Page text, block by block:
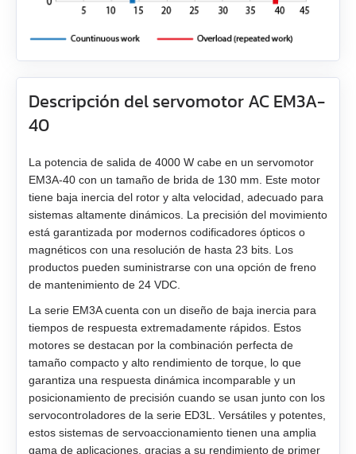
EMG-30
EMG-50
EML-10
EML-20
EML-30
EML-40
Descripción del servomotor AC EM3A-
40
La potencia de salida de 4000 W cabe en un servomotor
EM3A-40 con un tamaño de brida de 130 mm. Este motor
tiene baja inercia del rotor y alta velocidad, adecuado para
sistemas altamente dinámicos. La precisión del movimiento
está garantizada por modernos codificadores ópticos o
magnéticos con una resolución de hasta 23 bits. Los
productos pueden suministrarse con una opción de freno
de mantenimiento de 24 VDC.
La serie EM3A cuenta con un diseño de baja inercia para
tiempos de respuesta extremadamente rápidos. Estos
motores se destacan por la combinación perfecta de
tamaño compacto y alto rendimiento de torque, lo que
garantiza una respuesta dinámica incomparable y un
posicionamiento de precisión cuando se usan junto con los
servocontroladores de la serie ED3L. Versátiles y potentes,
estos sistemas de servoaccionamiento tienen una amplia
gama de aplicaciones, gracias a su rendimiento de primer